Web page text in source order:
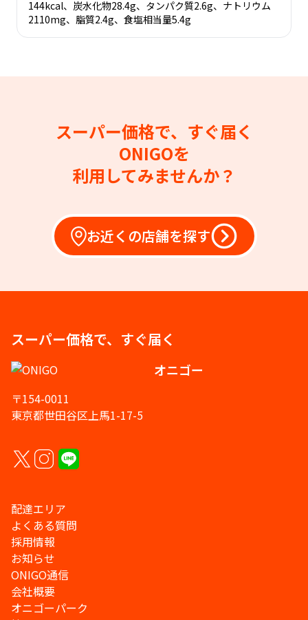
144kcal、炭水化物28.4g、タンパク質2.6g、ナトリウム
2110mg、脂質2.4g、食塩相当量5.4g
スーパー価格で、すぐ届く
ONIGOを
利用してみませんか？
お近くの店舗を探す
スーパー価格で、すぐ届く
オニゴー
〒154-0011
東京都世田谷区上馬1-17-5
配達エリア
よくある質問
採用情報
お知らせ
ONIGO通信
会社概要
オニゴーパーク